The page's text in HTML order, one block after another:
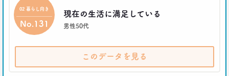
「43歳からおじさん」が調査で判明！
「7つの特徴」を大分析
--日経クロストレンド 連載①--
前沢 裕文
現在の生活に満足している
男性50代
02 暮らし向き
No.131
このデータを見る